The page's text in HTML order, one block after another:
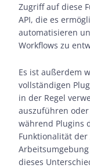
Zugriff auf diese
API, die es
automatisieren
Workflows zu
Es ist außerdem
vollständigen
in der Regel
auszuführen
während Plugins
Funktionalität
dieses